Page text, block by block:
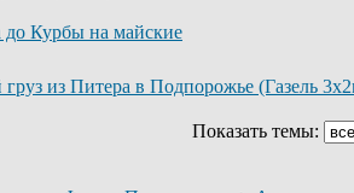
Курбы на майские
из Питера в Подпорожье (Газель
Показать темы: